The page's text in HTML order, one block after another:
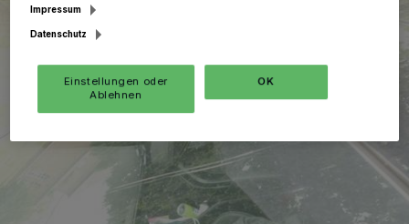
Impressum
Datenschutz
Einstellungen oder
Ablehnen
OK